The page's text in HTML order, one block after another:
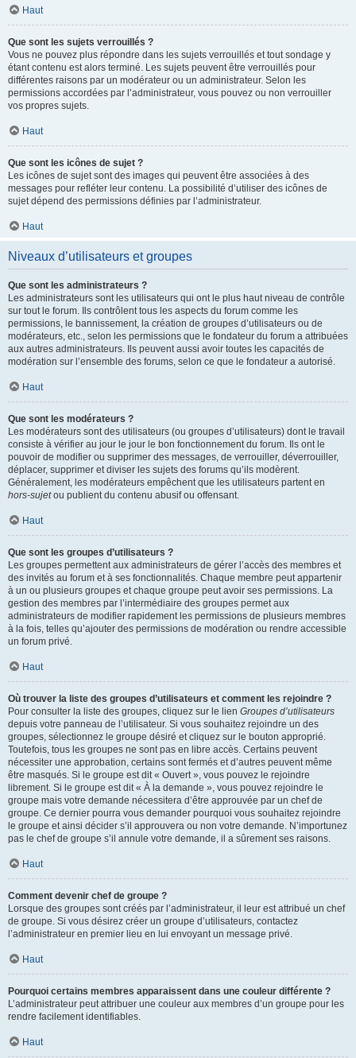
Haut
Que sont les sujets verrouillés ?
Vous ne pouvez plus répondre dans les sujets verrouillés et tout sondage y
étant contenu est alors terminé. Les sujets peuvent être verrouillés pour
différentes raisons par un modérateur ou un administrateur. Selon les
permissions accordées par l’administrateur, vous pouvez ou non verrouiller
vos propres sujets.
Haut
Que sont les icônes de sujet ?
Les icônes de sujet sont des images qui peuvent être associées à des
messages pour refléter leur contenu. La possibilité d’utiliser des icônes de
sujet dépend des permissions définies par l’administrateur.
Haut
Niveaux d’utilisateurs et groupes
Que sont les administrateurs ?
Les administrateurs sont les utilisateurs qui ont le plus haut niveau de contrôle
sur tout le forum. Ils contrôlent tous les aspects du forum comme les
permissions, le bannissement, la création de groupes d’utilisateurs ou de
modérateurs, etc., selon les permissions que le fondateur du forum a attribuées
aux autres administrateurs. Ils peuvent aussi avoir toutes les capacités de
modération sur l’ensemble des forums, selon ce que le fondateur a autorisé.
Haut
Que sont les modérateurs ?
Les modérateurs sont des utilisateurs (ou groupes d’utilisateurs) dont le travail
consiste à vérifier au jour le jour le bon fonctionnement du forum. Ils ont le
pouvoir de modifier ou supprimer des messages, de verrouiller, déverrouiller,
déplacer, supprimer et diviser les sujets des forums qu’ils modèrent.
Généralement, les modérateurs empêchent que les utilisateurs partent en
hors-sujetou publient du contenu abusif ou offensant.
Haut
Que sont les groupes d’utilisateurs ?
Les groupes permettent aux administrateurs de gérer l’accès des membres et
des invités au forum et à ses fonctionnalités. Chaque membre peut appartenir
à un ou plusieurs groupes et chaque groupe peut avoir ses permissions. La
gestion des membres par l’intermédiaire des groupes permet aux
administrateurs de modifier rapidement les permissions de plusieurs membres
à la fois, telles qu’ajouter des permissions de modération ou rendre accessible
un forum privé.
Haut
Où trouver la liste des groupes d’utilisateurs et comment les rejoindre ?
Pour consulter la liste des groupes, cliquez sur le lien Groupes d’utilisateurs
depuis votre panneau de l’utilisateur. Si vous souhaitez rejoindre un des
groupes, sélectionnez le groupe désiré et cliquez sur le bouton approprié.
Toutefois, tous les groupes ne sont pas en libre accès. Certains peuvent
nécessiter une approbation, certains sont fermés et d’autres peuvent même
être masqués. Si le groupe est dit « Ouvert », vous pouvez le rejoindre
librement. Si le groupe est dit « À la demande », vous pouvez rejoindre le
groupe mais votre demande nécessitera d’être approuvée par un chef de
groupe. Ce dernier pourra vous demander pourquoi vous souhaitez rejoindre
le groupe et ainsi décider s’il approuvera ou non votre demande. N’importunez
pas le chef de groupe s’il annule votre demande, il a sûrement ses raisons.
Haut
Comment devenir chef de groupe ?
Lorsque des groupes sont créés par l’administrateur, il leur est attribué un chef
de groupe. Si vous désirez créer un groupe d’utilisateurs, contactez
l’administrateur en premier lieu en lui envoyant un message privé.
Haut
Pourquoi certains membres apparaissent dans une couleur différente ?
L’administrateur peut attribuer une couleur aux membres d’un groupe pour les
rendre facilement identifiables.
Haut